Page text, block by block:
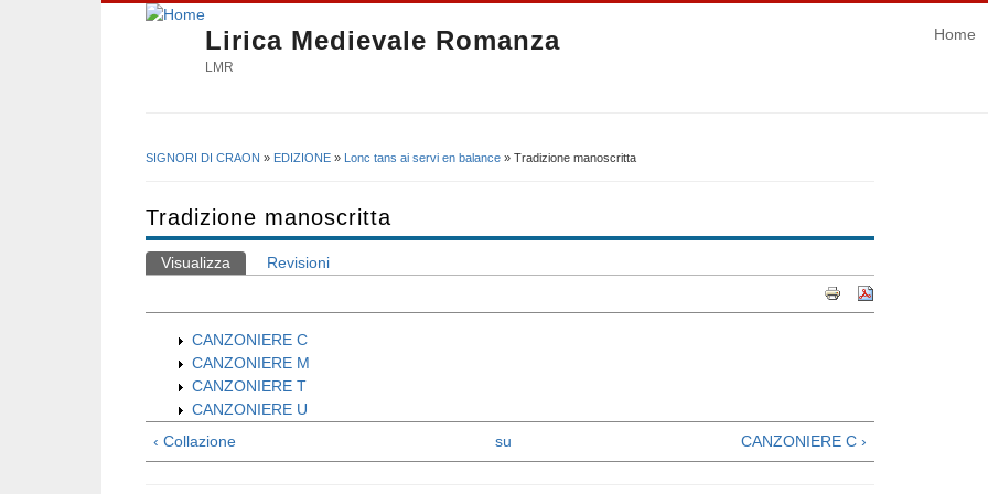
Lirica Medievale Romanza
LMR
Home
SIGNORI DI CRAON » EDIZIONE » Lonc tans ai servi en balance » Tradizione manoscritta
Tradizione manoscritta
Schede primarie
Visualizza (scheda attiva)
Revisioni
CANZONIERE C
CANZONIERE M
CANZONIERE T
CANZONIERE U
‹ Collazione
su CANZONIERE C ›